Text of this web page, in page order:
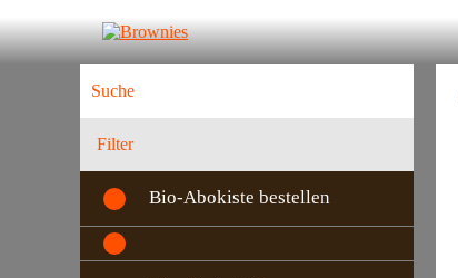
Filter
Bio-Abokiste bestellen